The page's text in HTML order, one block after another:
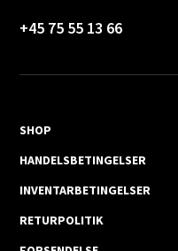
+45 75 55 13 66
SHOP
HANDELSBETINGELSER
INVENTARBETINGELSER
RETURPOLITIK